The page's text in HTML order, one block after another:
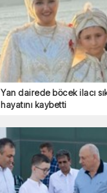
Yan dairede böcek ilacı
hayatını kaybetti